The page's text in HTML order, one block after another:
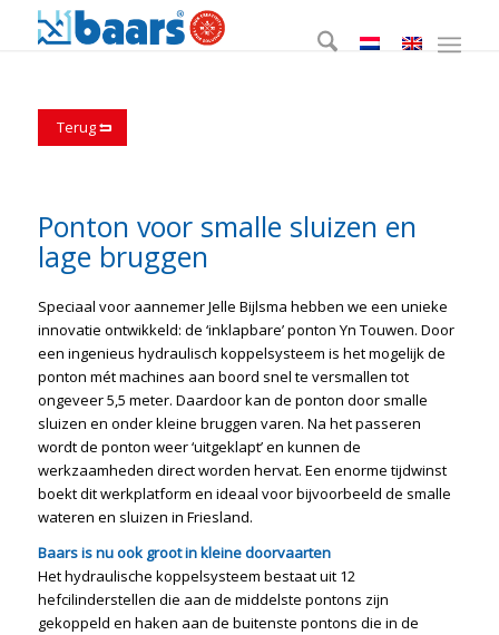
Terug
Ponton voor smalle sluizen en
lage bruggen
Speciaal voor aannemer Jelle Bijlsma hebben we een unieke
innovatie ontwikkeld: de ‘inklapbare’ ponton Yn Touwen. Door
een ingenieus hydraulisch koppelsysteem is het mogelijk de
ponton mét machines aan boord snel te versmallen tot
ongeveer 5,5 meter. Daardoor kan de ponton door smalle
sluizen en onder kleine bruggen varen. Na het passeren
wordt de ponton weer ‘uitgeklapt’ en kunnen de
werkzaamheden direct worden hervat. Een enorme tijdwinst
boekt dit werkplatform en ideaal voor bijvoorbeeld de smalle
wateren en sluizen in Friesland.
Baars is nu ook groot in kleine doorvaarten
Het hydraulische koppelsysteem bestaat uit 12
hefcilinderstellen die aan de middelste pontons zijn
gekoppeld en haken aan de buitenste pontons die in de